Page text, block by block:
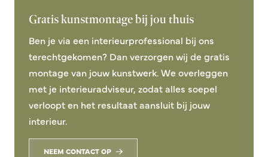
Gratis kunstmontage bij jou thuis
Ben je via een interieurprofessional bij ons
terechtgekomen? Dan verzorgen wij de gratis
montage van jouw kunstwerk. We overleggen
met je interieuradviseur, zodat alles soepel
verloopt en het resultaat aansluit bij jouw
interieur.
NEEM CONTACT OP